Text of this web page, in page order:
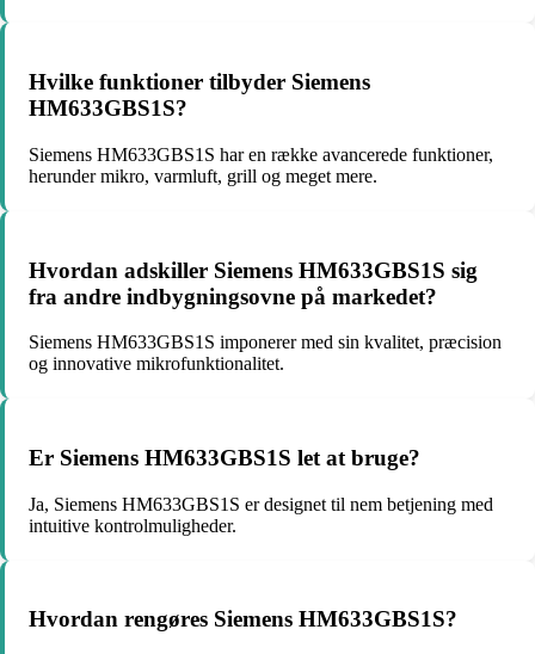
Hvilke funktioner tilbyder Siemens
HM633GBS1S?
Siemens HM633GBS1S har en række avancerede funktioner,
herunder mikro, varmluft, grill og meget mere.
Hvordan adskiller Siemens HM633GBS1S sig
fra andre indbygningsovne på markedet?
Siemens HM633GBS1S imponerer med sin kvalitet, præcision
og innovative mikrofunktionalitet.
Er Siemens HM633GBS1S let at bruge?
Ja, Siemens HM633GBS1S er designet til nem betjening med
intuitive kontrolmuligheder.
Hvordan rengøres Siemens HM633GBS1S?